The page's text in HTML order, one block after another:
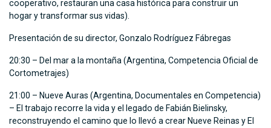
cooperativo, restauran una casa histórica para construir un
hogar y transformar sus vidas).
Presentación de su director, Gonzalo Rodríguez Fábregas
20:30 – Del mar a la montaña (Argentina, Competencia Oficial de
Cortometrajes)
21:00 – Nueve Auras (Argentina, Documentales en Competencia)
– El trabajo recorre la vida y el legado de Fabián Bielinsky,
reconstruyendo el camino que lo llevó a crear Nueve Reinas y El